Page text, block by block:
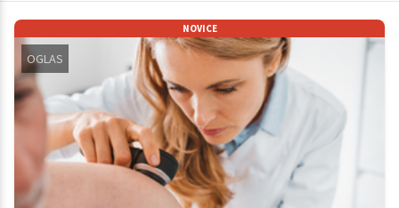
NOVICE
OGLAS